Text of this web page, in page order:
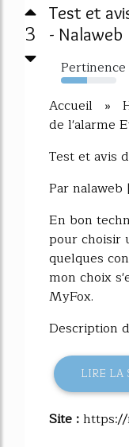
3
Test et
- Nalaweb
Pertinence
47%
Accueil »
de l'alarme
Test et avis
Par nalaweb
En bon
pour choisir
quelques
mon choix
MyFox.
Description
LIRE LA
Site :https://